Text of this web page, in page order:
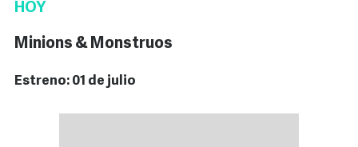
HOY
Minions & Monstruos
Estreno: 01 de julio